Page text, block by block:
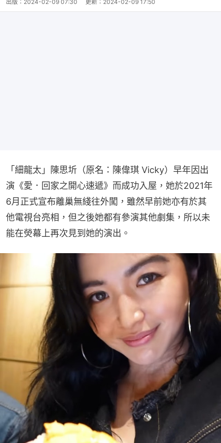
出版： 2024-02-09 07:30 更新： 2024-02-09 17:50
「細龍太」陳思圻（原名：陳偉琪 Vicky）早年因出
演《愛．回家之開心速遞》而成功入屋，她於2021年
6月正式宣布離巢無綫往外闖，雖然早前她亦有於其
他電視台亮相，但之後她都有參演其他劇集，所以未
能在熒幕上再次見到她的演出。